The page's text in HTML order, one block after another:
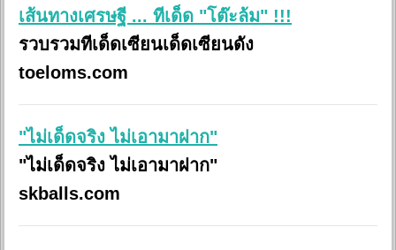
เส้นทางเศรษฐี ... ทีเด็ด "โต๊ะล้ม" !!!
รวบรวมทีเด็ดเซียนเด็ดเซียนดัง
toeloms.com
"ไม่เด็ดจริง ไม่เอามาฝาก"
"ไม่เด็ดจริง ไม่เอามาฝาก"
skballs.com